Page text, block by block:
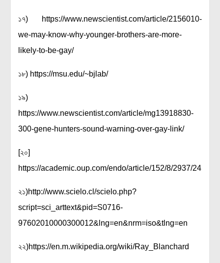
১৭) https://www.newscientist.com/article/2156010-
we-may-know-why-younger-brothers-are-more-
likely-to-be-gay/
১৮) https://msu.edu/~bjlab/
১৯)
https://www.newscientist.com/article/mg13918830-
300-gene-hunters-sound-warning-over-gay-link/
[২০]
https://academic.oup.com/endo/article/152/8/2937/
২১)http://www.scielo.cl/scielo.php?
script=sci_arttext&pid=S0716-
97602010000300012&lng=en&nrm=iso&tlng=en
২২)https://en.m.wikipedia.org/wiki/Ray_Blanchard